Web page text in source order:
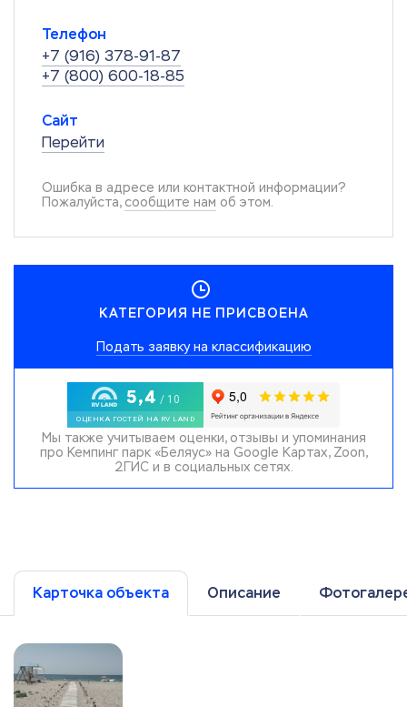
Телефон
+7 (916) 378-91-87
+7 (800) 600-18-85
Сайт
Перейти
Ошибка в адресе или контактной информации?
Пожалуйста, сообщите нам об этом.
КАТЕГОРИЯ НЕ ПРИСВОЕНА
Подать заявку на классификацию
Мы также учитываем оценки, отзывы и упоминания
про Кемпинг парк «Беляус» на Google Картах, Zoon,
2ГИС и в социальных сетях.
Карточка объекта Описание